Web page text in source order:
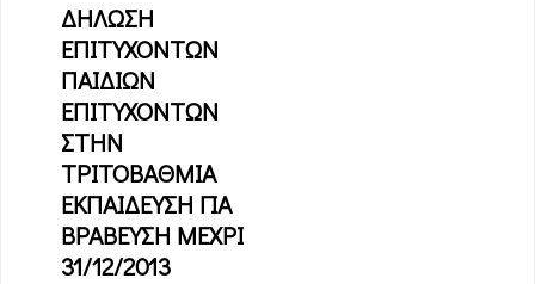
ΔΗΛΩΣΗ
ΕΠΙΤΥΧΟΝΤΩΝ
ΠΑΙΔΙΩΝ
ΕΠΙΤΥΧΟΝΤΩΝ
ΣΤΗΝ
ΤΡΙΤΟΒΑΘΜΙΑ
ΕΚΠΑΙΔΕΥΣΗ ΓΙΑ
ΒΡΑΒΕΥΣΗ ΜΕΧΡΙ
31/12/2013